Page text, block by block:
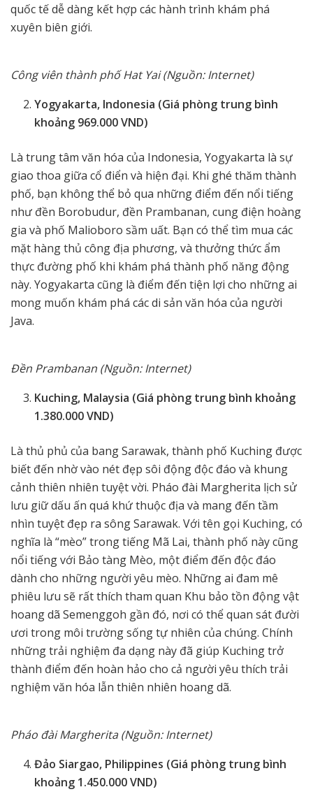
quốc tế dễ dàng kết hợp các hành trình khám phá
xuyên biên giới.
Công viên thành phố Hat Yai (Nguồn: Internet)
Yogyakarta, Indonesia (Giá phòng trung bình
khoảng 969.000 VND)
Là trung tâm văn hóa của Indonesia, Yogyakarta là sự
giao thoa giữa cổ điển và hiện đại. Khi ghé thăm thành
phố, bạn không thể bỏ qua những điểm đến nổi tiếng
như đền Borobudur, đền Prambanan, cung điện hoàng
gia và phố Malioboro sầm uất. Bạn có thể tìm mua các
mặt hàng thủ công địa phương, và thưởng thức ẩm
thực đường phố khi khám phá thành phố năng động
này. Yogyakarta cũng là điểm đến tiện lợi cho những ai
mong muốn khám phá các di sản văn hóa của người
Java.
Đền Prambanan (Nguồn: Internet)
Kuching, Malaysia (Giá phòng trung bình khoảng
1.380.000 VND)
Là thủ phủ của bang Sarawak, thành phố Kuching được
biết đến nhờ vào nét đẹp sôi động độc đáo và khung
cảnh thiên nhiên tuyệt vời. Pháo đài Margherita lịch sử
lưu giữ dấu ấn quá khứ thuộc địa và mang đến tầm
nhìn tuyệt đẹp ra sông Sarawak. Với tên gọi Kuching, có
nghĩa là “mèo” trong tiếng Mã Lai, thành phố này cũng
nổi tiếng với Bảo tàng Mèo, một điểm đến độc đáo
dành cho những người yêu mèo. Những ai đam mê
phiêu lưu sẽ rất thích tham quan Khu bảo tồn động vật
hoang dã Semenggoh gần đó, nơi có thể quan sát đười
ươi trong môi trường sống tự nhiên của chúng. Chính
những trải nghiệm đa dạng này đã giúp Kuching trở
thành điểm đến hoàn hảo cho cả người yêu thích trải
nghiệm văn hóa lẫn thiên nhiên hoang dã.
Pháo đài Margherita (Nguồn: Internet)
Đảo Siargao, Philippines (Giá phòng trung bình
khoảng 1.450.000 VND)